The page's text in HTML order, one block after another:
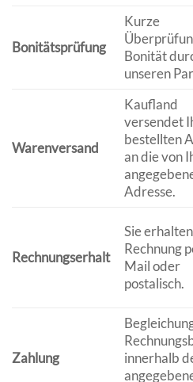
Bonitätsprüfung
Kurze
Bonität
unseren
Warenversand
Kaufland
versendet
bestellten
an die von
Adresse.
Rechnungserhalt
Sie
Rechnung
Mail oder
postalisch.
Zahlung
innerhalb